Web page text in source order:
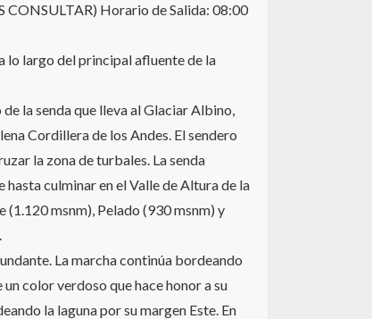
CONSULTAR) Horario de Salida: 08:00
lo largo del principal afluente de la
la senda que lleva al Glaciar Albino,
Cordillera de los Andes. El sendero
la zona de turbales. La senda
culminar en el Valle de Altura de la
msnm), Pelado (930 msnm) y
La marcha continúa bordeando
color verdoso que hace honor a su
la laguna por su margen Este. En